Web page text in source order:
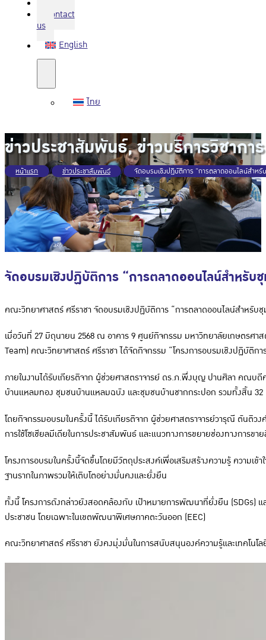
Contact
us
English
ไทย
ข่าวประชาสัมพันธ์,ข่าวบริการวิชาการ
หน้าแรก / ข่าวประชาสัมพันธ์ / จัดอบรมเชิงปฏิบัติการ “การตลาดออนไลน์สำห
จัดอบรมเชิงปฏิบัติการ “การตลาดออนไลน์สำหรับ
คณะวิทยาศาสตร์ ศรีราชา จัดอบรมเชิงปฏิบัติการ “การตลาดออนไลน์สำหรั
เมื่อวันที่ 27 มิถุนายน 2568 ณ อาคาร 9 ศูนย์กิจกรรม มหาวิทยาลัยเกษตรศ
Team) คณะวิทยาศาสตร์ ศรีราชา ได้จัดกิจกรรม “โครงการอบรมเชิงปฏิบัติ
ภายในงานได้รับเกียรติจาก ผู้ช่วยศาสตราจารย์ ดร.ภ.พึ่งบุญ ปานศิลา คณบ
บ้านแหลมทอง ชุมชนบ้านแหลมฉบัง และชุมชนบ้านชากกระปอก รวมทั้งสิ้น
โดยกิจกรรมอบรมในครั้งนี้ ได้รับเกียรติจาก ผู้ช่วยศาสตราจารย์วารุณี ตันติ
การใช้โซเชียลมีเดียในการประชาสัมพันธ์ และแนวทางการขยายช่องทางการ
โครงการอบรมในครั้งนี้จัดขึ้นโดยมีวัตถุประสงค์เพื่อเสริมสร้างความรู้ ความเ
ฐานรากในภาพรวมให้เติบโตอย่างมั่นคงและยั่งยืน
ทั้งนี้ โครงการดังกล่าวยังสอดคล้องกับ เป้าหมายการพัฒนาที่ยั่งยืน (SDGs)
ประชาชน โดยเฉพาะในเขตพัฒนาพิเศษภาคตะวันออก (EEC)
คณะวิทยาศาสตร์ ศรีราชา ยังคงมุ่งมั่นในการสนับสนุนองค์ความรู้และเทคโน